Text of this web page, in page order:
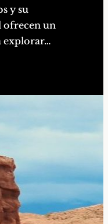
y su
un
explorar…